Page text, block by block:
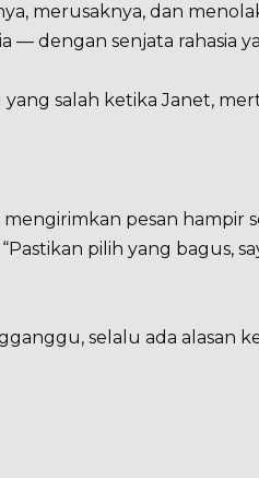
merusaknya, dan
— dengan senjata rahasia
salah ketika Janet,
pesan hampir
pilih yang bagus,
selalu ada alasan